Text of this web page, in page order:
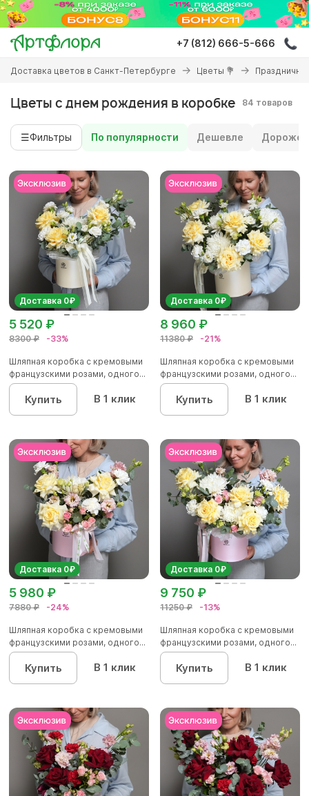
Перейти
основному
содержанию
+7 (812) 666-5-666
Вы
здесь
Доставка цветов в Санкт-Петербурге Цветы 💐
Цветы с днем рождения в коробке 84 товаров
☰Фильтры По популярности Дешевле Дороже
Доставка 0₽
8300 ₽ -33%
5 520 ₽
Шляпная коробка с кремовыми
французскими розами, одного...
Купить В 1 клик
Доставка 0₽
11380 ₽ -21%
8 960 ₽
Шляпная коробка с кремовыми
французскими розами, одного...
Купить В 1 клик
Доставка 0₽
7880 ₽ -24%
5 980 ₽
Шляпная коробка с кремовыми
французскими розами, одного...
Купить В 1 клик
Доставка 0₽
11250 ₽ -13%
9 750 ₽
Шляпная коробка с кремовыми
французскими розами, одного...
Купить В 1 клик